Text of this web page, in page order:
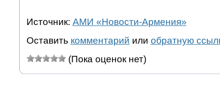
Источник: АМИ «Новости-Армения»
Оставить комментарий или обратную
(Пока оценок нет)